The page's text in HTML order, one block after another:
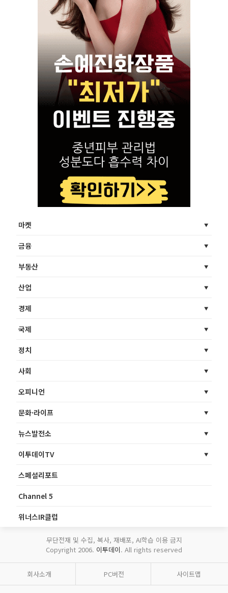
마켓
금융
부동산
산업
경제
국제
정치
사회
오피니언
문화·라이프
뉴스발전소
이투데이TV
스페셜리포트
Channel 5
위너스IR클럽
무단전재 및 수집, 복사, 재배포, AI학습 이용 금지
Copyright 2006. 이투데이. All rights reserved
회사소개 PC버전 사이트맵